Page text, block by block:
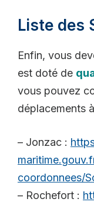
Liste des
Enfin, vous
est doté de
vous pouvez
déplacements
– Jonzac :
coordonnees/
– Rochefort :